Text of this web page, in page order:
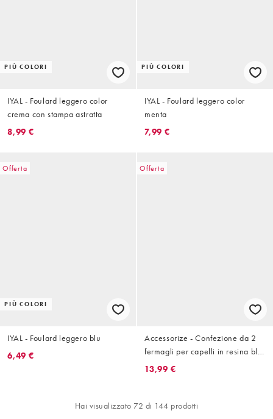
PIÙ COLORI
IYAL - Foulard leggero color
crema con stampa astratta
8,99 €
PIÙ COLORI
IYAL - Foulard leggero color
menta
7,99 €
Offerta
PIÙ COLORI
IYAL - Foulard leggero blu
6,49 €
Offerta
Accessorize - Confezione da 2
fermagli per capelli in resina blu
riviera
13,99 €
Hai visualizzato 72 di 144 prodotti